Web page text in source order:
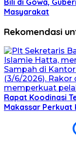
Masyarakat
Rekomendasi
Rapat Koodinasi
Makassar Perkuat